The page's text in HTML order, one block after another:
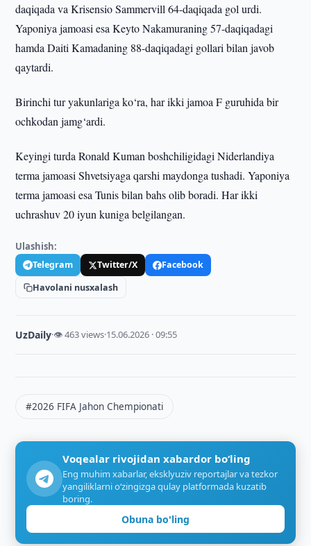
daqiqada va Krisensio Sammervill 64-daqiqada gol urdi.
Yaponiya jamoasi esa Keyto Nakamuraning 57-daqiqadagi
hamda Daiti Kamadaning 88-daqiqadagi gollari bilan javob
qaytardi.
Birinchi tur yakunlariga ko‘ra, har ikki jamoa F guruhida bir
ochkodan jamg‘ardi.
Keyingi turda Ronald Kuman boshchiligidagi Niderlandiya
terma jamoasi Shvetsiyaga qarshi maydonga tushadi. Yaponiya
terma jamoasi esa Tunis bilan bahs olib boradi. Har ikki
uchrashuv 20 iyun kuniga belgilangan.
Ulashish:
Telegram Twitter/X
Facebook
Havolani nusxalash
UzDaily·👁 463 views·15.06.2026 · 09:55
#2026 FIFA Jahon Chempionati
Voqealar rivojidan xabardor bo‘ling
Eng muhim xabarlar, eksklyuziv reportajlar va tezkor
yangiliklarni o‘zingizga qulay platformada kuzatib
boring.
Obuna bo'ling